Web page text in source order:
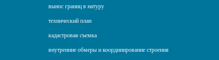
вынос границ в натуру
технический план
кадастровая съемка
внутренние обмеры и координирование строения